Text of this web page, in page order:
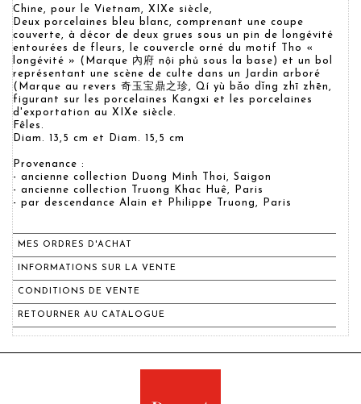
Chine, pour le Vietnam, XIXe siècle,
Deux porcelaines bleu blanc, comprenant une coupe
couverte, à décor de deux grues sous un pin de longévité
entourées de fleurs, le couvercle orné du motif Tho «
longévité » (Marque 內府 nội phủ sous la base) et un bol
représentant une scène de culte dans un Jardin arboré
(Marque au revers 奇玉宝鼎之珍, Qí yù bǎo dǐng zhī zhēn,
figurant sur les porcelaines Kangxi et les porcelaines
d'exportation au XIXe siècle.
Fêles.
Diam. 13,5 cm et Diam. 15,5 cm
Provenance :
- ancienne collection Duong Minh Thoi, Saigon
- ancienne collection Truong Khac Huê, Paris
- par descendance Alain et Philippe Truong, Paris
MES ORDRES D'ACHAT
INFORMATIONS SUR LA VENTE
CONDITIONS DE VENTE
RETOURNER AU CATALOGUE